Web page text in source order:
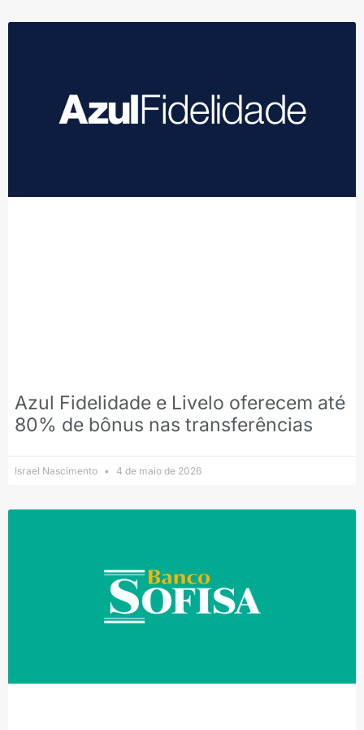
Azul Fidelidade e Livelo oferecem até
80% de bônus nas transferências
Israel Nascimento 4 de maio de 2026